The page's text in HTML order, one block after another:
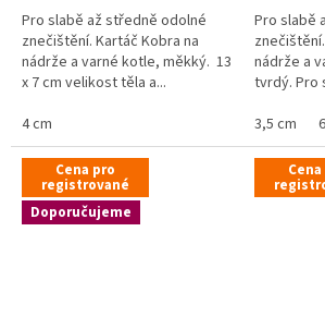
Pro slabě až středně odolné
znečištění. Kartáč Kobra na
nádrže a varné kotle, měkký. 13
x 7 cm velikost těla a...
4 cm
Pro slabě
nádrže a
tvrdý. Pro
3,5 cm
Cena pro
registrované
Doporučujeme